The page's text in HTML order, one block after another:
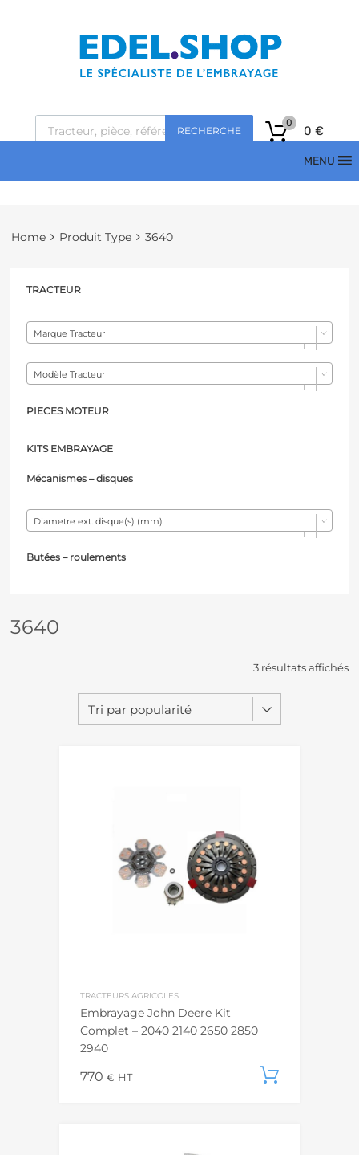
RECHERCHE 0 €
0
MENU
Home Produit Type 3640
3640
3 résultats affichés
TRACTEURS AGRICOLES
Embrayage John Deere Kit
Complet – 2040 2140 2650 2850
2940
770 € HT
TRACTEUR
Marque Tracteur
Modèle Tracteur
PIECES MOTEUR
KITS EMBRAYAGE
Mécanismes – disques
Diametre ext. disque(s) (mm)
Butées – roulements